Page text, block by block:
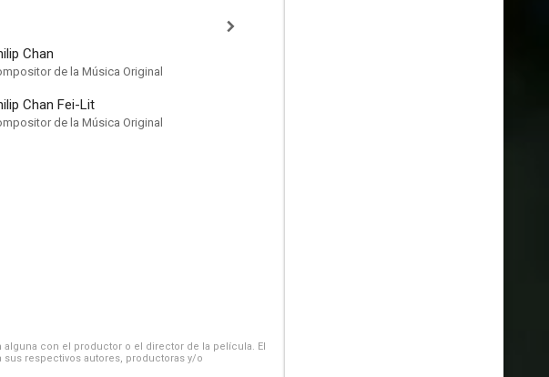
Chan
de la Música Original
Chan Fei-Lit
de la Música Original
con el productor o el director de la película. El
respectivos autores, productoras y/o